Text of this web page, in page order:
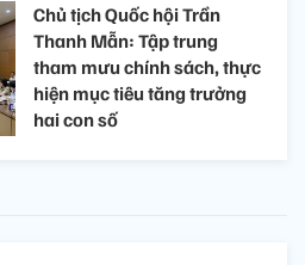
Chủ tịch Quốc hội Trần
Thanh Mẫn: Tập trung
tham mưu chính sách, thực
hiện mục tiêu tăng trưởng
hai con số